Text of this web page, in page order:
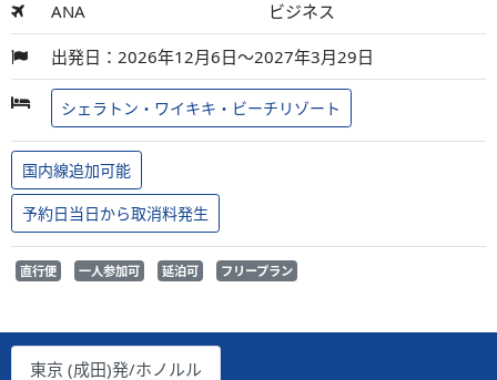
ANA ビジネス
出発日：2026年12月6日～2027年3月29日
シェラトン・ワイキキ・ビーチリゾート
国内線追加可能
予約日当日から取消料発生
直行便 一人参加可 延泊可 フリープラン
東京 (成田)発/ホノルル